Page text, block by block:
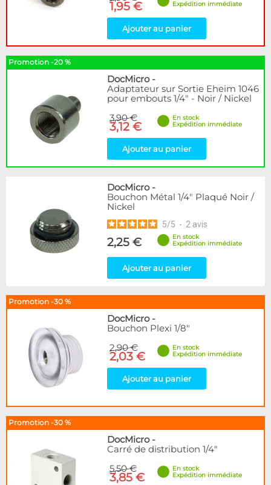
XSPC
16
Argent
7
Noir
4
1
Genre
Femelle
Mâle
Mâle / Mâle
2
Adaptateur
Coudé 30°
1
Droit
Raccord en T
Disponibilité / Promotions
Articles en stock
Articles en promotions
Appliquer
1,95 €
Expédition immédiate
Ajouter au panier
Promotion -20 %
DocMicro-
Adaptateur sur Sortie Eheim 1046
pour embouts 1/4" - Noir / Nickel
3,90 €
3,12 €
En stock
Expédition immédiate
Ajouter au panier
DocMicro-
Bouchon Métal 1/4" Plaqué Noir /
Nickel
5/5 - 2 avis
2,25 €
En stock
Expédition immédiate
Ajouter au panier
Promotion -30 %
DocMicro-
Bouchon Plexi 1/8"
2,90 €
2,03 €
En stock
Expédition immédiate
Ajouter au panier
Promotion -30 %
DocMicro-
Carré de distribution 1/4"
5,50 €
3,85 €
En stock
Expédition immédiate